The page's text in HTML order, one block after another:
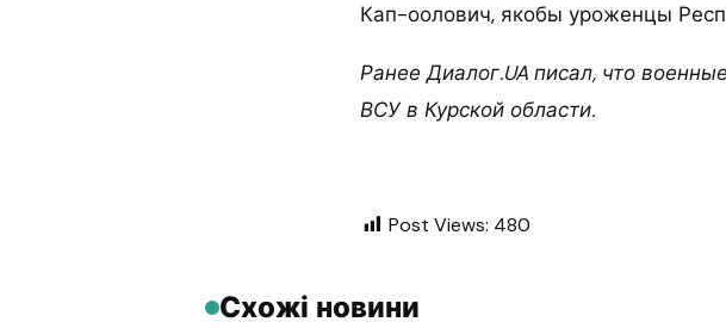
Кап-оолович, якобы уроженцы
Ранее Диалог.UA писал, что
ВСУ в Курской области.
Post Views: 480
Схожі новини